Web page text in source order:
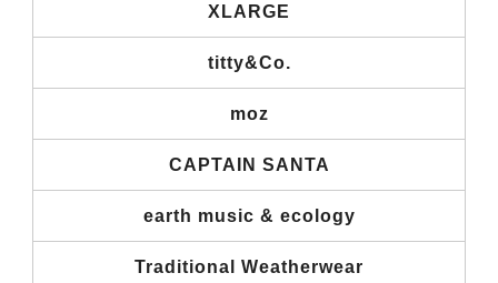
XLARGE
titty&Co.
moz
CAPTAIN SANTA
earth music & ecology
Traditional Weatherwear